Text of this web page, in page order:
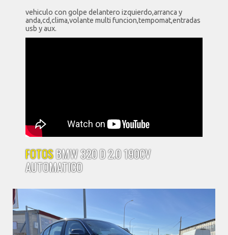
vehiculo con golpe delantero izquierdo,arranca y
anda,cd,clima,volante multi funcion,tempomat,entradas
usb y aux.
FOTOSBMW 320 D 2.0 190CV
AUTOMATICO